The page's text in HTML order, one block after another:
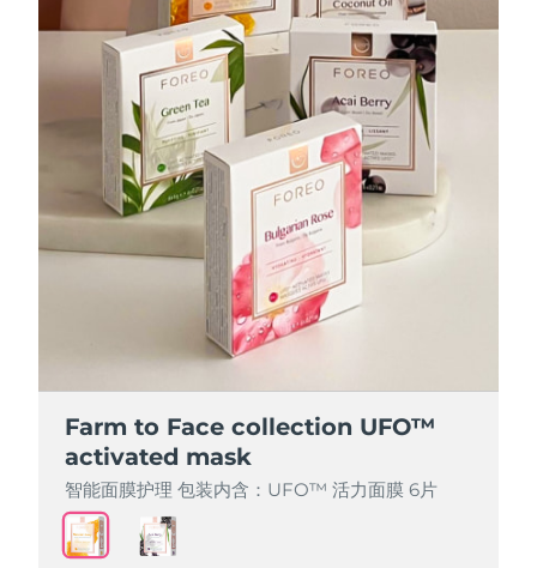
Farm to Face collection UFO™
activated mask
智能面膜护理 包装内含：UFO™ 活力面膜 6片
Farm to Face collection UFO™
activated mask
智能面膜护理 包装内含：UFO™ 活力面膜 6片